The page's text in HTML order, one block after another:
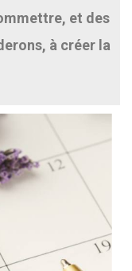
et des
à créer la